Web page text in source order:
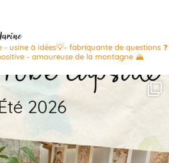
- usine à idées💡- fabriquante de questions ❓
- amoureuse de la montagne 🏔️